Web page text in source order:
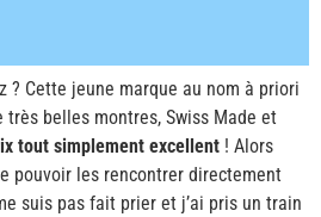
? Cette jeune marque au nom à priori
très belles montres, Swiss Made et
tout simplement excellent ! Alors
pouvoir les rencontrer directement
suis pas fait prier et j’ai pris un train